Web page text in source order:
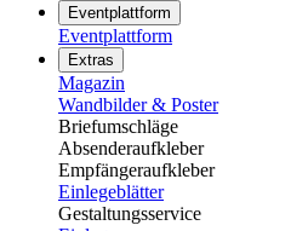
Eventplattform
Eventplattform
Extras
Magazin
Wandbilder & Poster
Briefumschläge
Absenderaufkleber
Empfängeraufkleber
Einlegeblätter
Gestaltungsservice